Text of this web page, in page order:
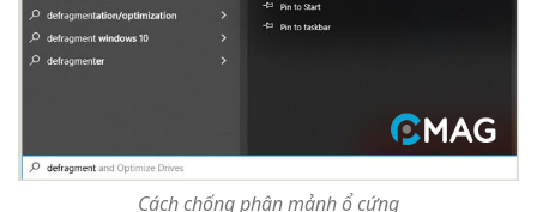
Cách chống phân mảnh ổ cứng